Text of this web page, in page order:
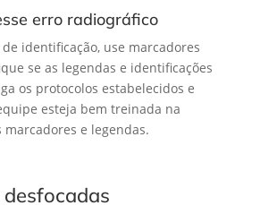
erro radiográfico
identificação, use marcadores
se as legendas e identificações
os protocolos estabelecidos e
esteja bem treinada na
marcadores e legendas.